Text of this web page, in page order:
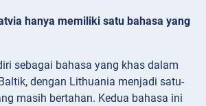
hanya memiliki satu bahasa yang
sebagai bahasa yang khas dalam
dengan Lithuania menjadi satu-
masih bertahan. Kedua bahasa ini